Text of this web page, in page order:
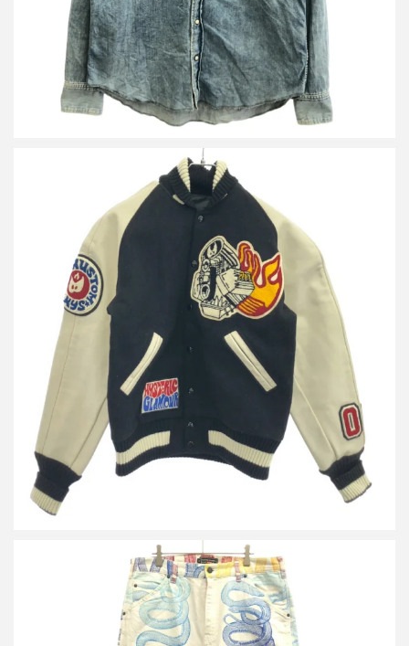
ヒステリックグラマー ワッペン ウールスタジャン 2AB-9462
買取金額10,000円